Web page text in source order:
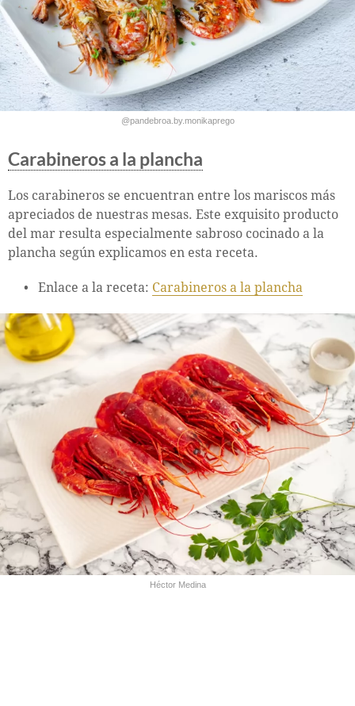
@pandebroa.by.monikaprego
Carabineros a la plancha
Los carabineros se encuentran entre los mariscos más
apreciados de nuestras mesas. Este exquisito producto
del mar resulta especialmente sabroso cocinado a la
plancha según explicamos en esta receta.
Enlace a la receta: Carabineros a la plancha
Héctor Medina